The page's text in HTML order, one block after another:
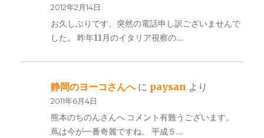
2012年2月14日
お久しぶりです。突然の電話申し訳ございませんで
した。 昨年11月のイタリア視察の…
静岡のヨーコさんへに paysan より
2011年6月4日
熊本のちのんさんへ コメント有難うございます。
蔦は今が一番奇麗ですね。 平成５…